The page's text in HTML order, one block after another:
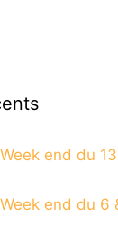
end du
end du 6